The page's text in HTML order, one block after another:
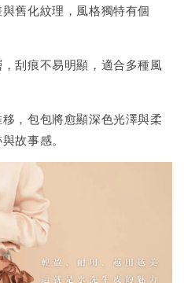
舊化紋理，風格獨特有個
刮痕不易明顯，適合多種風
移，包包將愈顯深色光澤與柔
故事感。